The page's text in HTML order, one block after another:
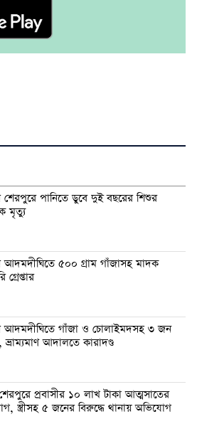
শেরপুরে পানিতে ডুবে দুই বছরের শিশুর
মৃত্যু
আদমদীঘিতে ৫০০ গ্রাম গাঁজাসহ মাদক
গ্রেপ্তার
আদমদীঘিতে গাঁজা ও চোলাইমদসহ ৩ জন
ভ্রাম্যমাণ আদালতে কারাদণ্ড
প্রবাসীর ১০ লাখ টাকা আত্মসাতের
স্ত্রীসহ ৫ জনের বিরুদ্ধে থানায় অভিযোগ